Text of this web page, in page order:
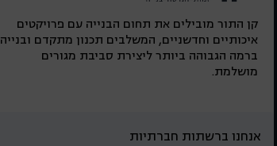
קן התור מובילים את תחום הבנייה עם פרויקטים
איכותיים וחדשניים, המשלבים תכנון מתקדם ובנייה
ברמה הגבוהה ביותר ליצירת סביבת מגורים
מושלמת.
אנחנו ברשתות חברתיות